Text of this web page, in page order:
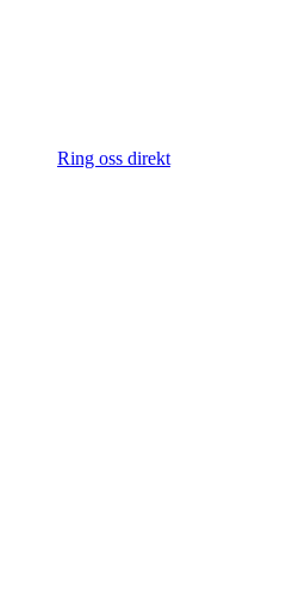
Ring oss direkt